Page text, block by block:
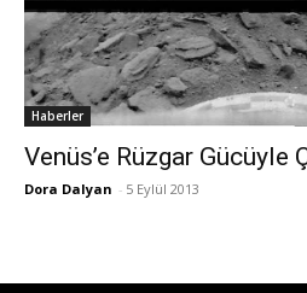
Haberler
Venüs’e Rüzgar Gücüyle
Dora Dalyan - 5 Eylül 2013